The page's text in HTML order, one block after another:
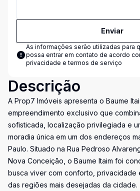
Enviar
As informações serão utilizadas para
possa entrar em contato de acordo
privacidade e termos de serviço
Descrição
A Prop7 Imóveis apresenta o Baume
empreendimento exclusivo que
sofisticada, localização privilegiada e
moradia única em um dos endereços
Paulo. Situado na Rua Pedroso
Nova Conceição, o Baume Itaim foi
busca viver com conforto, privacidade
das regiões mais desejadas da cidade.